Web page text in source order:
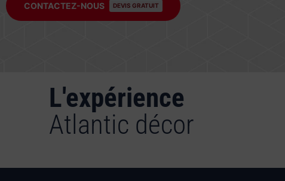
CONTACTEZ-NOUS DEVIS GRATUIT
L'expérience
Atlantic décor